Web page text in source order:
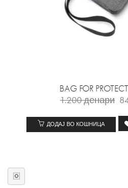
BAG FOR
1.200денари
ДОДАЈ ВО КОШНИЦА